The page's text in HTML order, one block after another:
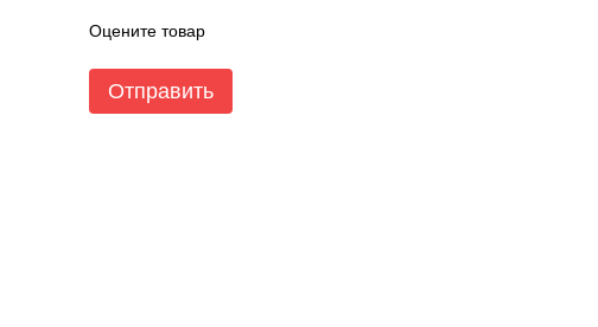
Оцените товар
Отправить